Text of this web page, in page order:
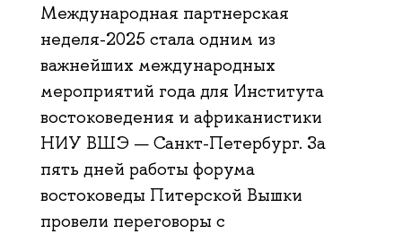
Международная партнерская
неделя-2025 стала одним из
важнейших международных
мероприятий года для Института
востоковедения и африканистики
НИУ ВШЭ — Санкт-Петербург. За
пять дней работы форума
востоковеды Питерской Вышки
провели переговоры с